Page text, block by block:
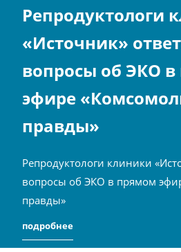
Репродуктологи
«Источник»
вопросы об ЭКО
эфире
правды»
Репродуктологи клиники
вопросы об ЭКО в прямом
правды»
подробнее